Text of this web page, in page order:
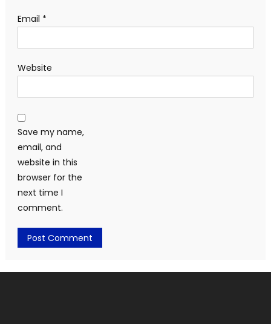
Email *
Website
Save my name,
email, and
website in this
browser for the
next time I
comment.